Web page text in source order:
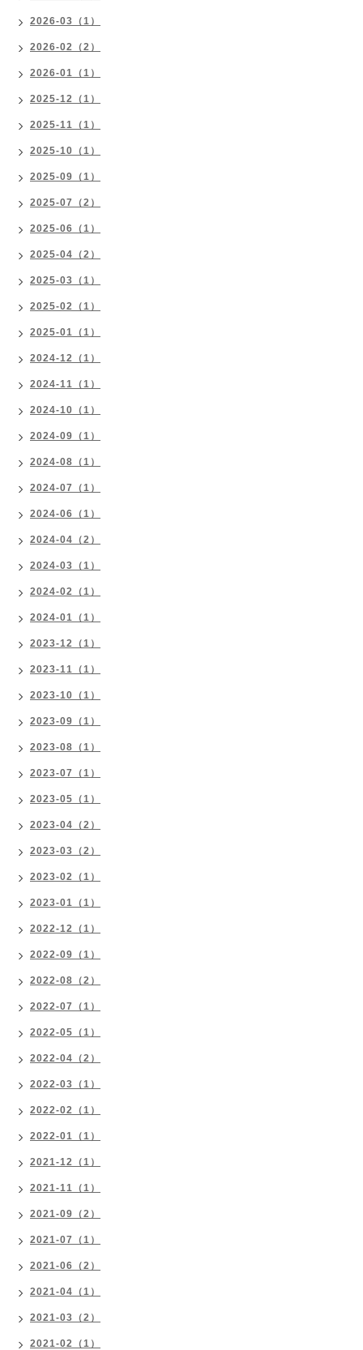
2026-03（1）
2026-02（2）
2026-01（1）
2025-12（1）
2025-11（1）
2025-10（1）
2025-09（1）
2025-07（2）
2025-06（1）
2025-04（2）
2025-03（1）
2025-02（1）
2025-01（1）
2024-12（1）
2024-11（1）
2024-10（1）
2024-09（1）
2024-08（1）
2024-07（1）
2024-06（1）
2024-04（2）
2024-03（1）
2024-02（1）
2024-01（1）
2023-12（1）
2023-11（1）
2023-10（1）
2023-09（1）
2023-08（1）
2023-07（1）
2023-05（1）
2023-04（2）
2023-03（2）
2023-02（1）
2023-01（1）
2022-12（1）
2022-09（1）
2022-08（2）
2022-07（1）
2022-05（1）
2022-04（2）
2022-03（1）
2022-02（1）
2022-01（1）
2021-12（1）
2021-11（1）
2021-09（2）
2021-07（1）
2021-06（2）
2021-04（1）
2021-03（2）
2021-02（1）